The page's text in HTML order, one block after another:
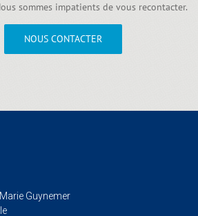
sommes impatients de vous recontacter.
NOUS CONTACTER
Guynemer